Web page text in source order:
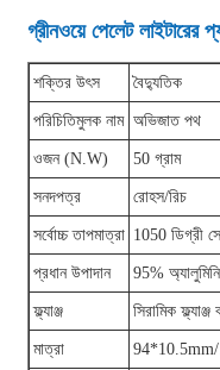
গ্রীনওয়ে পেলেট লাইটারের
শক্তির উৎস বৈদ্যুতিক
পরিচিতিমুলক নাম অভিজাত পথ
ওজন (N.W) 50 গ্রাম
সনদপত্র রোহস/রিচ
সর্বোচ্চ তাপমাত্রা 1050 ডিগ্রী সে
প্রধান উপাদান 95%
ফ্ল্যাঞ্জ সিরামিক
মাত্রা 94*10.5mm/